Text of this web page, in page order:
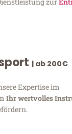
| ab 200€
Expertise im
Ihr wertvolles